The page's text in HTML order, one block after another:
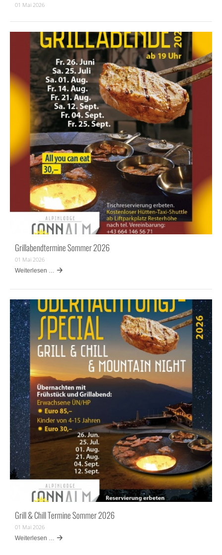
01 Mai 2026
Grillabendtermine Sommer 2026
01 Mai 2026
Weiterlesen …
Grill & Chill Termine Sommer 2026
01 Mai 2026
Weiterlesen …